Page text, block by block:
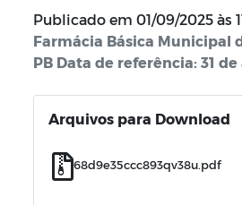
Publicado em 01/09/2025 às
Farmácia Básica Municipal
PB Data de referência: 31
Arquivos para Download
68d9e35ccc893qv38u.pdf